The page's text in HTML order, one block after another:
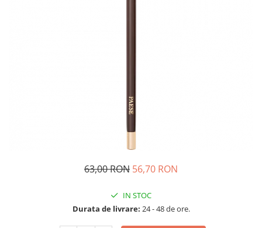
63,00 RON 56,70 RON
IN STOC
Durata de livrare: 24 - 48 de ore.